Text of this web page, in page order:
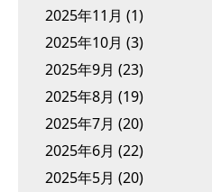
2025年11月 (1)
2025年10月 (3)
2025年9月 (23)
2025年8月 (19)
2025年7月 (20)
2025年6月 (22)
2025年5月 (20)